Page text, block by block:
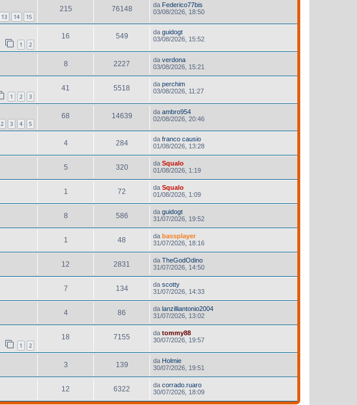
13 14 15
215 76148 da Federico77bis
03/08/2026, 18:50
1 2
16 549 da guidogt
03/08/2026, 15:52
8 2227 da verdona
03/08/2026, 15:21
1 2 3
41 5518 da perchim
03/08/2026, 11:27
2 3 4 5
68 14639 da ambro954
02/08/2026, 20:46
4 284 da franco causio
01/08/2026, 13:28
5 320 da Squalo
01/08/2026, 1:19
1 72 da Squalo
01/08/2026, 1:09
8 586 da guidogt
31/07/2026, 19:52
1 48 da bassplayer
31/07/2026, 18:16
12 2831 da TheGodOdino
31/07/2026, 14:50
7 134 da scotty
31/07/2026, 14:33
4 86 da lanzilliantonio2004
31/07/2026, 13:02
1 2
18 7155 da tommy88
30/07/2026, 19:57
3 139 da Holmie
30/07/2026, 19:51
12 6322 da corrado.ruaro
30/07/2026, 18:09